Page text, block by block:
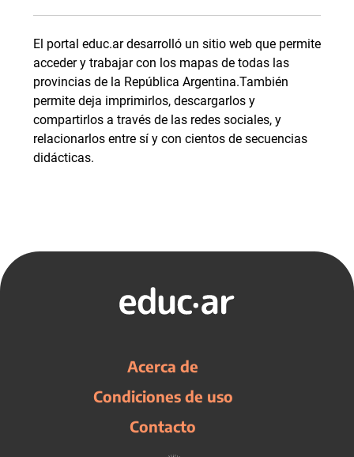
El portal educ.ar desarrolló un sitio web que permite
acceder y trabajar con los mapas de todas las
provincias de la República Argentina.También
permite deja imprimirlos, descargarlos y
compartirlos a través de las redes sociales, y
relacionarlos entre sí y con cientos de secuencias
didácticas.
Acerca de
Condiciones de uso
Contacto